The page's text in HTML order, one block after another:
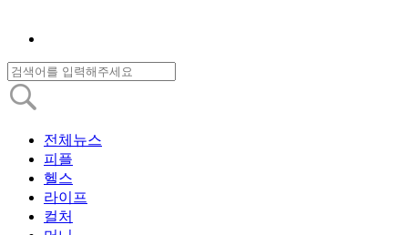
전체뉴스
피플
헬스
라이프
컬처